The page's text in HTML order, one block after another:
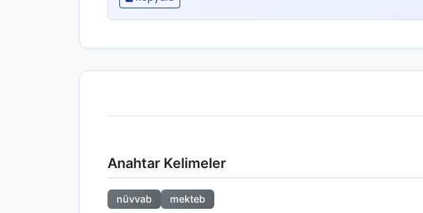
Anahtar Kelimeler
nüvvab mekteb